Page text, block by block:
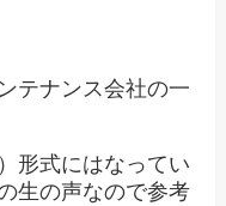
テナンス会社の一
）形式にはなってい
生の声なので参考